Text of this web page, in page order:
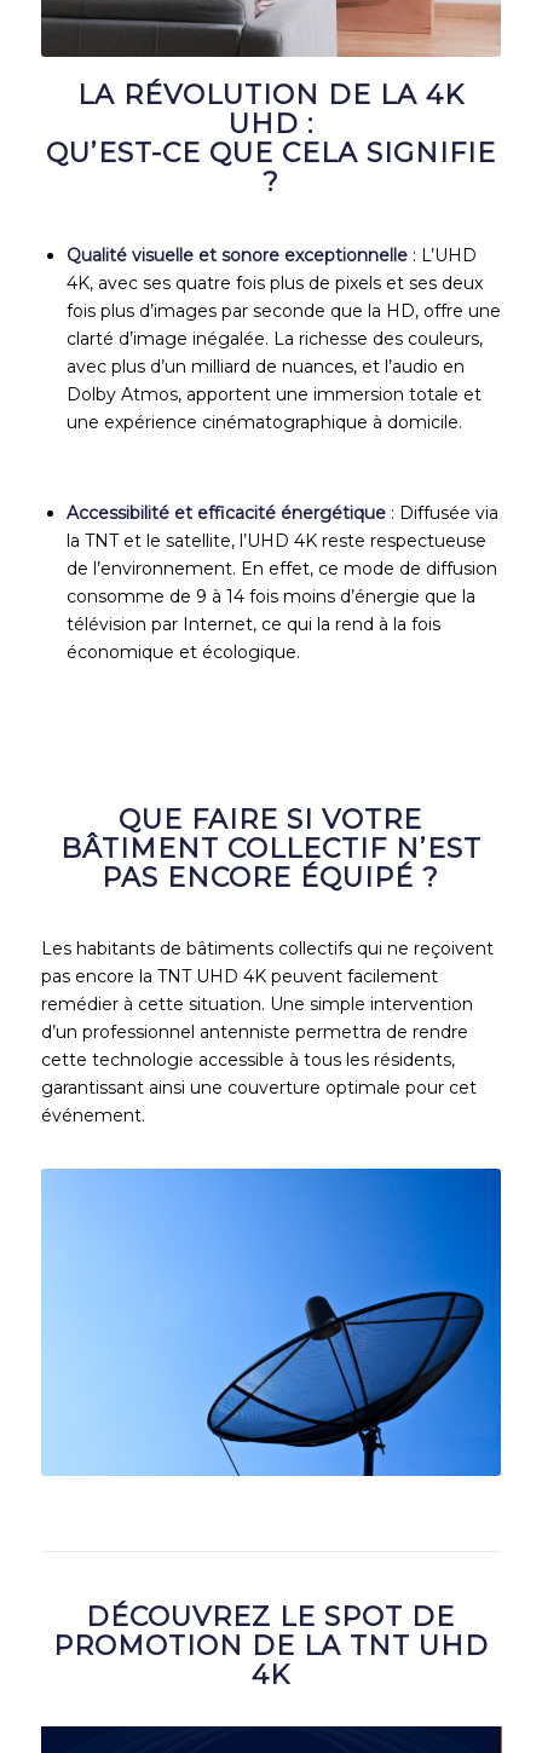
LA RÉVOLUTION DE LA 4K
UHD :
QU’EST-CE QUE CELA SIGNIFIE
?
Qualité visuelle et sonore exceptionnelle: L’UHD
4K, avec ses quatre fois plus de pixels et ses deux
fois plus d’images par seconde que la HD, offre une
clarté d’image inégalée. La richesse des couleurs,
avec plus d’un milliard de nuances, et l’audio en
Dolby Atmos, apportent une immersion totale et
une expérience cinématographique à domicile.
Accessibilité et efficacité énergétique: Diffusée via
la TNT et le satellite, l’UHD 4K reste respectueuse
de l’environnement. En effet, ce mode de diffusion
consomme de 9 à 14 fois moins d’énergie que la
télévision par Internet, ce qui la rend à la fois
économique et écologique.
QUE FAIRE SI VOTRE
BÂTIMENT COLLECTIF N’EST
PAS ENCORE ÉQUIPÉ ?
Les habitants de bâtiments collectifs qui ne reçoivent
pas encore la TNT UHD 4K peuvent facilement
remédier à cette situation. Une simple intervention
d’un professionnel antenniste permettra de rendre
cette technologie accessible à tous les résidents,
garantissant ainsi une couverture optimale pour cet
événement.
DÉCOUVREZ LE SPOT DE
PROMOTION DE LA TNT UHD
4K